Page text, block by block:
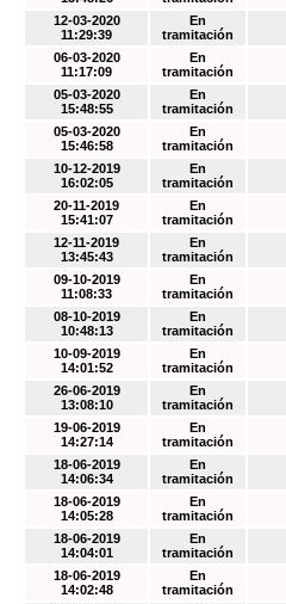
12-03-2020
11:29:39
En
tramitación
06-03-2020
11:17:09
En
tramitación
05-03-2020
15:48:55
En
tramitación
05-03-2020
15:46:58
En
tramitación
10-12-2019
16:02:05
En
tramitación
20-11-2019
15:41:07
En
tramitación
12-11-2019
13:45:43
En
tramitación
09-10-2019
11:08:33
En
tramitación
08-10-2019
10:48:13
En
tramitación
10-09-2019
14:01:52
En
tramitación
26-06-2019
13:08:10
En
tramitación
19-06-2019
14:27:14
En
tramitación
18-06-2019
14:06:34
En
tramitación
18-06-2019
14:05:28
En
tramitación
18-06-2019
14:04:01
En
tramitación
18-06-2019
14:02:48
En
tramitación